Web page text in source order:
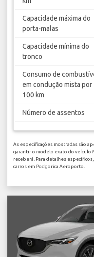
Capacidade máxima do
porta-malas
Capacidade mínima do
tronco
Consumo de
em condução mista por
100 km
Número de assentos
As especificações mostradas são
garantir o modelo exato do veículo
receberá. Para detalhes
carros em Podgorica Aeroporto.